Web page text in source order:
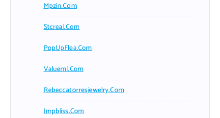
Mpzin.com
Stcreal.com
PopUpFlea.com
Valueml.com
Rebeccatorresjewelry.com
Jmpbliss.com